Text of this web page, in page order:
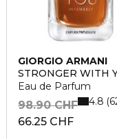
GIORGIO ARMANI
STRONGER WITH
Eau de Parfum
66.25 CHF
98.90 CHF 4.8